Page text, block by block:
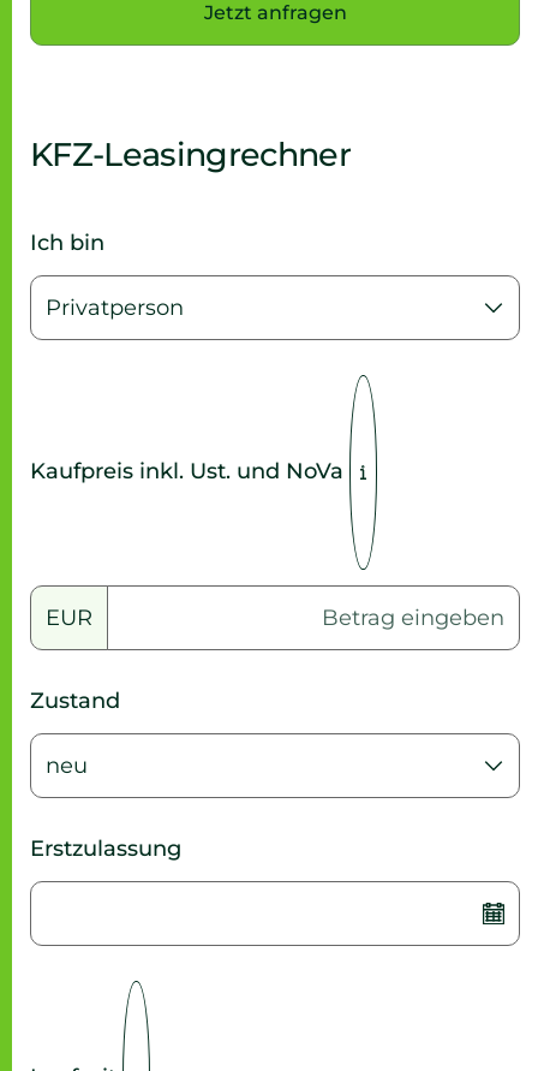
Jetzt anfragen
KFZ-Leasingrechner
Ich bin
Kaufpreis inkl. Ust. und NoVa
EUR
Zustand
Erstzulassung